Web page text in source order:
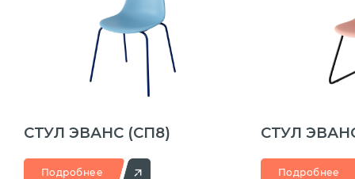
СТУЛ ЭВАНС (СП8)
Подробнее
СТУЛ
Подробнее